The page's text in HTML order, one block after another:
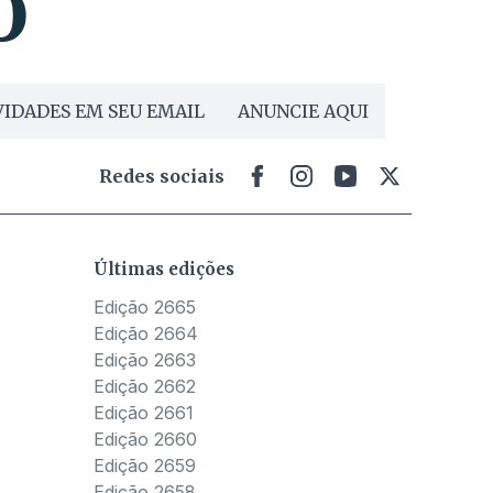
EM SEU EMAIL ANUNCIE AQUI
Redes sociais
Últimas edições
Edição 2665
Edição 2664
Edição 2663
Edição 2662
Edição 2661
Edição 2660
Edição 2659